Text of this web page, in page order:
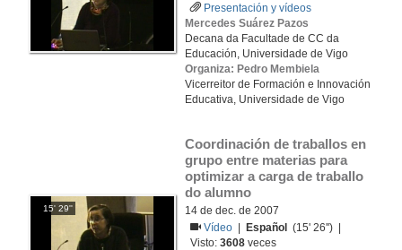
Presentación y vídeos
Mercedes Suárez Pazos
Decana da Facultade de CC da
Educación, Universidade de Vigo
Organiza: Pedro Membiela
Vicerreitor de Formación e Innovación
Educativa, Universidade de Vigo
15' 29''
Coordinación de traballos en
grupo entre materias para
optimizar a carga de traballo
do alumno
14 de dec. de 2007
Vídeo
Español
(15' 26'') |
Visto:3608 veces